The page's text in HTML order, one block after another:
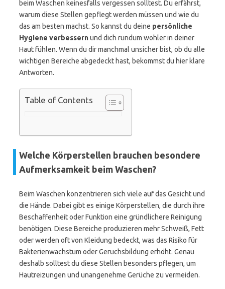
beim Waschen keinesfalls vergessen solltest. Du erfährst,
warum diese Stellen gepflegt werden müssen und wie du
das am besten machst. So kannst du deine persönliche
Hygiene verbessernund dich rundum wohler in deiner
Haut fühlen. Wenn du dir manchmal unsicher bist, ob du alle
wichtigen Bereiche abgedeckt hast, bekommst du hier klare
Antworten.
Table of Contents
Welche Körperstellen brauchen besondere
Aufmerksamkeit beim Waschen?
Beim Waschen konzentrieren sich viele auf das Gesicht und
die Hände. Dabei gibt es einige Körperstellen, die durch ihre
Beschaffenheit oder Funktion eine gründlichere Reinigung
benötigen. Diese Bereiche produzieren mehr Schweiß, Fett
oder werden oft von Kleidung bedeckt, was das Risiko für
Bakterienwachstum oder Geruchsbildung erhöht. Genau
deshalb solltest du diese Stellen besonders pflegen, um
Hautreizungen und unangenehme Gerüche zu vermeiden.